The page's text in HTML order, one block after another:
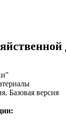
Базовая версия